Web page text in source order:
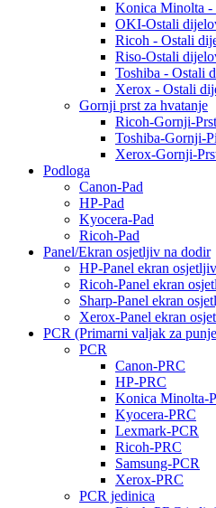
Konica Minolta -
OKI-Ostali
Ricoh - Ostali
Riso-Ostali
Toshiba - Ostali
Xerox - Ostali
Gornji prst za hvatanje
Ricoh-Gornji-
Toshiba-Gornji-
Xerox-Gornji-
Podloga
Canon-Pad
HP-Pad
Kyocera-Pad
Ricoh-Pad
Panel/Ekran osjetljiv na dodir
HP-Panel ekran
Ricoh-Panel ekran
Sharp-Panel ekran
Xerox-Panel ekran
PCR (Primarni valjak za
PCR
Canon-PRC
HP-PRC
Konica Minolta-
Kyocera-PRC
Lexmark-PCR
Ricoh-PRC
Samsung-PCR
Xerox-PRC
PCR jedinica